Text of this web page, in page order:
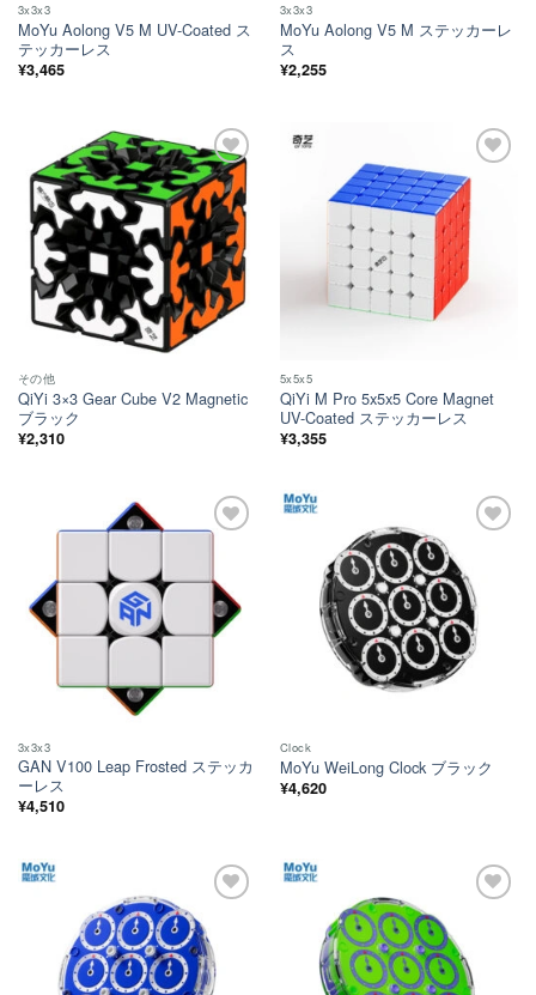
3x3x3
MoYu Aolong V5 M UV-Coated ス
テッカーレス
¥3,465
3x3x3
MoYu Aolong V5 M ステッカーレ
ス
¥2,255
ほし
い！
その他
QiYi 3×3 Gear Cube V2 Magnetic
ブラック
¥2,310
5x5x5
QiYi M Pro 5x5x5 Core Magnet
UV-Coated ステッカーレス
¥3,355
3x3x3
GAN V100 Leap Frosted ステッカ
ーレス
¥4,510
Clock
MoYu WeiLong Clock ブラック
¥4,620